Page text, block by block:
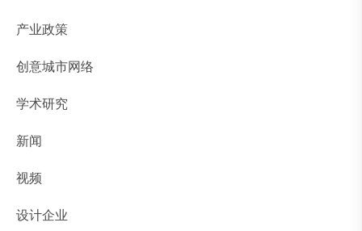
产业政策
创意城市网络
学术研究
新闻
视频
设计企业